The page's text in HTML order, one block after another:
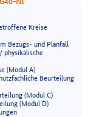
Kreise
Bezugs- und Planfall
physikalische
(Modul A)
Beurteilung
(Modul C)
(Modul D)